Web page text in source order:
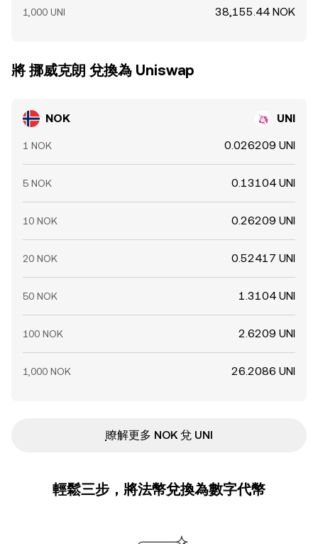
1,000 UNI 38,155.44 NOK
將 挪威克朗 兌換為 Uniswap
NOK UNI
1 NOK 0.026209 UNI
5 NOK 0.13104 UNI
10 NOK 0.26209 UNI
20 NOK 0.52417 UNI
50 NOK 1.3104 UNI
100 NOK 2.6209 UNI
1,000 NOK 26.2086 UNI
ִִִִִִִִִִִִִִִִִִִִִִִִִִִִִִִִִִִִִִִִִִִִִִִ瞭解更多 NOK 兌 UNI
輕鬆三步，將法幣兌換為數字代幣